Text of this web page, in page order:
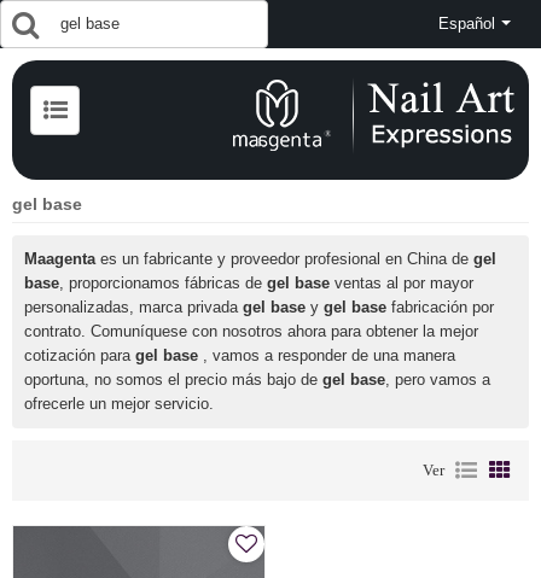
Español
gel base
Maagentaes un fabricante y proveedor profesional en China de gel
base, proporcionamos fábricas de gel base ventas al por mayor
personalizadas, marca privada gel base y gel base fabricación por
contrato. Comuníquese con nosotros ahora para obtener la mejor
cotización para gel base , vamos a responder de una manera
oportuna, no somos el precio más bajo de gel base, pero vamos a
ofrecerle un mejor servicio.
Ver